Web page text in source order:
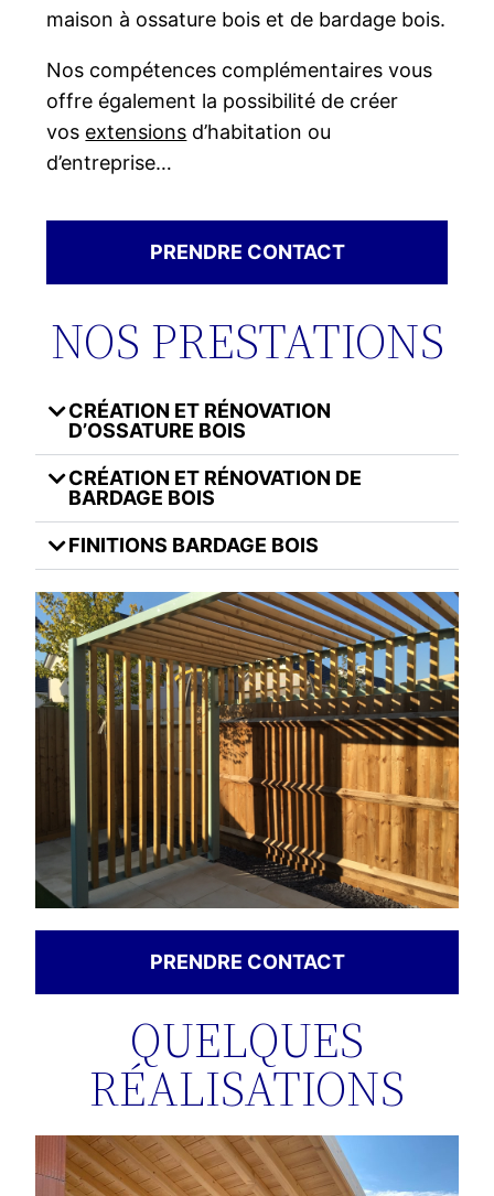
maison à ossature bois et de bardage bois.
Nos compétences complémentaires vous
offre également la possibilité de créer
vos extensions d’habitation ou
d’entreprise…
PRENDRE CONTACT
NOS PRESTATIONS
CRÉATION ET RÉNOVATION
D’OSSATURE BOIS
CRÉATION ET RÉNOVATION DE
BARDAGE BOIS
FINITIONS BARDAGE BOIS
PRENDRE CONTACT
QUELQUES
RÉALISATIONS